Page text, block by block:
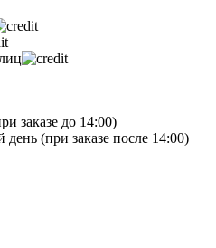
заказе до 14:00)
(при заказе после 14:00)